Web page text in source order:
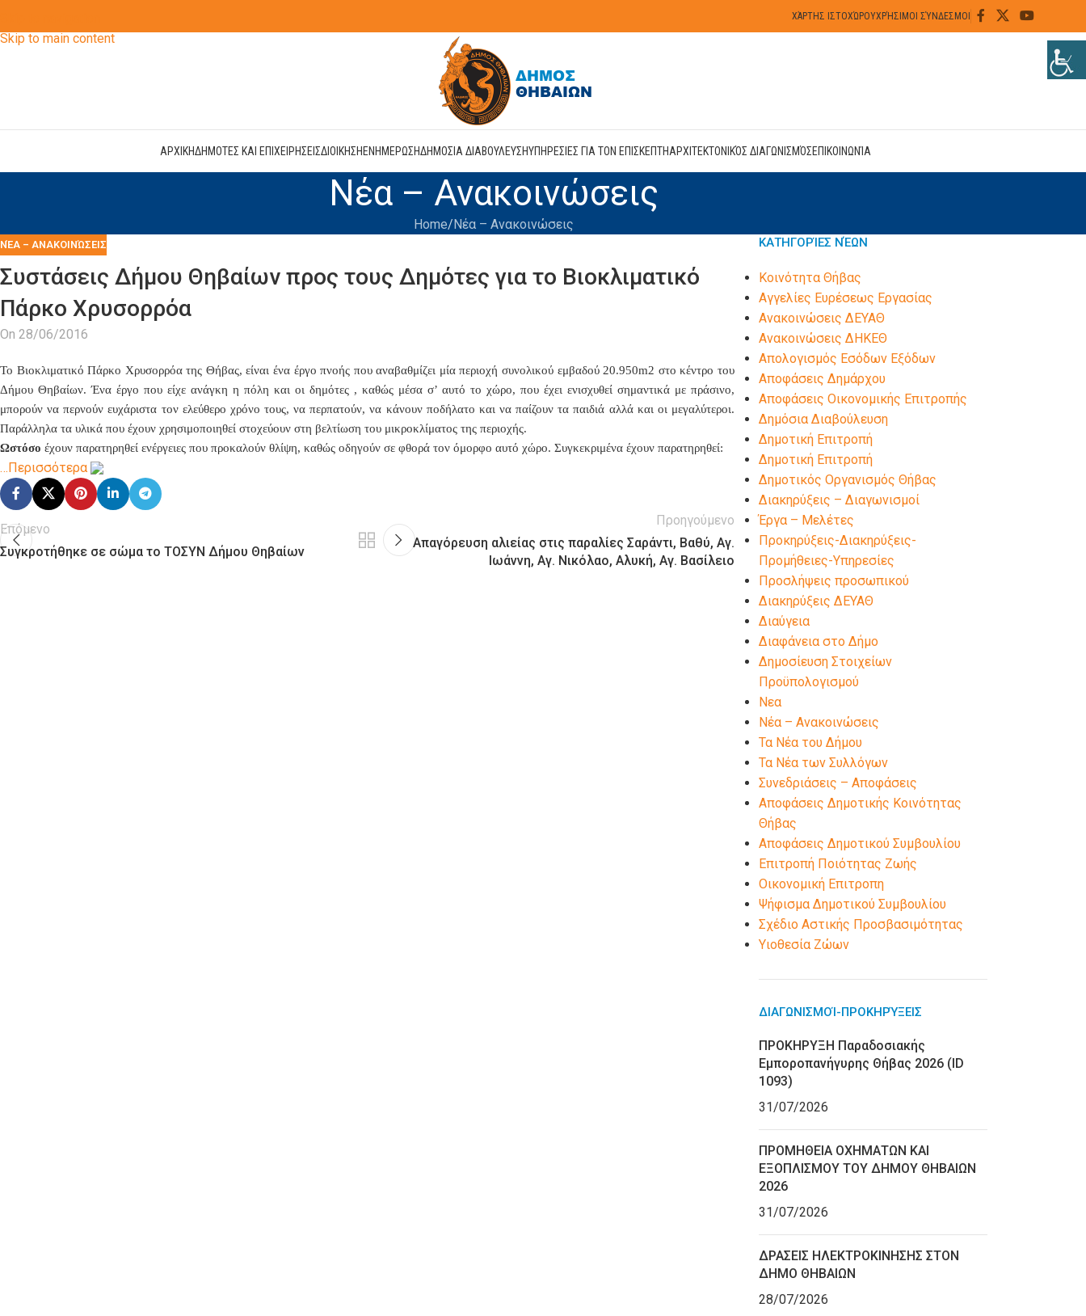
Skip to main content
ΧΆΡΤΗΣ ΙΣΤΟΧΏΡΟΥΧΡΉΣΙΜΟΙ ΣΎΝΔΕΣΜΟΙ
ΑΡΧΙΚΗΔΗΜΟΤΕΣ ΚΑΙ ΕΠΙΧΕΙΡΗΣΕΙΣΔΙΟΙΚΗΣΗΕΝΗΜΕΡΩΣΗΔΗΜΟΣΙΑ ΔΙΑΒΟΥΛΕΥΣΗΥΠΗΡΕΣΙΕΣ ΓΙΑ ΤΟΝ ΕΠΙΣΚΕΠΤΗΑΡΧΙΤΕΚΤΟΝΙΚΌΣ ΔΙΑΓΩΝΙΣΜΌΣΕΠΙΚΟΙΝΩΝΊΑ
Νέα – Ανακοινώσεις
Home Νέα – Ανακοινώσεις
ΝΈΑ – ΑΝΑΚΟΙΝΏΣΕΙΣ
Συστάσεις Δήμου Θηβαίων προς τους Δημότες για το Βιοκλιματικό
Πάρκο Χρυσορρόα
On 28/06/2016
Το Βιοκλιματικό Πάρκο Χρυσορρόα της Θήβας, είναι ένα έργο πνοής που αναβαθμίζει μία περιοχήσυνολικού εμβαδού 20.950m2 στο κέντρο του
Δήμου Θηβαίων. Ένα έργο που είχε ανάγκη η πόλη και οι δημότες , καθώς μέσα σ’ αυτό το χώρο, που έχει ενισχυθεί σημαντικά με πράσινο,
μπορούν να περνούν ευχάριστα τον ελεύθερο χρόνο τους, να περπατούν, να κάνουν ποδήλατο και να παίζουν τα παιδιά αλλά και οι μεγαλύτεροι.
Παράλληλα τα υλικά που έχουν χρησιμοποιηθεί στοχεύουν στη βελτίωση του μικροκλίματος της περιοχής.
Ωστόσο έχουν παρατηρηθεί ενέργειες που προκαλούν θλίψη, καθώς οδηγούν σε φθορά τον όμορφο αυτό χώρο. Συγκεκριμένα έχουν παρατηρηθεί:
…Περισσότερα
Επόμενο
Συγκροτήθηκε σε σώμα το ΤΟΣΥΝ Δήμου Θηβαίων
Προηγούμενο
Απαγόρευση αλιείας στις παραλίες Σαράντι, Βαθύ, Αγ.
Ιωάννη, Αγ. Νικόλαο, Αλυκή, Αγ. Βασίλειο
ΚΑΤΗΓΟΡΊΕΣ ΝΈΩΝ
Kοινότητα Θήβας
Αγγελίες Ευρέσεως Εργασίας
Ανακοινώσεις ΔΕΥΑΘ
Ανακοινώσεις ΔΗΚΕΘ
Απολογισμός Εσόδων Εξόδων
Αποφάσεις Δημάρχου
Αποφάσεις Οικονομικής Επιτροπής
Δημόσια Διαβούλευση
Δημοτική Επιτροπή
Δημοτική Επιτροπή
Δημοτικός Οργανισμός Θήβας
Διακηρύξεις – Διαγωνισμοί
Έργα – Μελέτες
Προκηρύξεις-Διακηρύξεις-
Προμήθειες-Υπηρεσίες
Προσλήψεις προσωπικού
Διακηρύξεις ΔΕΥΑΘ
Διαύγεια
Διαφάνεια στο Δήμο
Δημοσίευση Στοιχείων
Προϋπολογισμού
Νεα
Νέα – Ανακοινώσεις
Τα Νέα του Δήμου
Τα Νέα των Συλλόγων
Συνεδριάσεις – Αποφάσεις
Αποφάσεις Δημοτικής Κοινότητας
Θήβας
Αποφάσεις Δημοτικού Συμβουλίου
Επιτροπή Ποιότητας Ζωής
Οικονομική Επιτροπη
Ψήφισμα Δημοτικού Συμβουλίου
Σχέδιο Αστικής Προσβασιμότητας
Υιοθεσία Ζώων
ΔΙΑΓΩΝΙΣΜΟΊ-ΠΡΟΚΗΡΎΞΕΙΣ
ΠΡΟΚΗΡΥΞΗ Παραδοσιακής
Εμποροπανήγυρης Θήβας 2026 (ID
1093)
31/07/2026
ΠΡΟΜΗΘΕΙΑ ΟΧΗΜΑΤΩΝ ΚΑΙ
ΕΞΟΠΛΙΣΜΟΥ ΤΟΥ ΔΗΜΟΥ ΘΗΒΑΙΩΝ
2026
31/07/2026
ΔΡΑΣΕΙΣ ΗΛΕΚΤΡΟΚΙΝΗΣΗΣ ΣΤΟΝ
ΔΗΜΟ ΘΗΒΑΙΩΝ
28/07/2026